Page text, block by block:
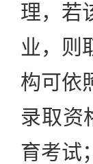
理，若
业，则
构可依
录取资
育考试；